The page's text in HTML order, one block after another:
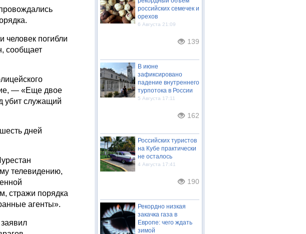
человек погибли
сообщает
— «Еще двое
убит служащий
дней
телевидению,
стражи порядка
агенты».
российских семечек и
орехов
6 Августа 21:09
139
В июне
зафиксировано
падение внутреннего
турпотока в России
5 Августа 17:11
162
Российских туристов
на Кубе практически
не осталось
4 Августа 17:41
190
Рекордно низкая
закачка газа в
Европе: чего ждать
зимой